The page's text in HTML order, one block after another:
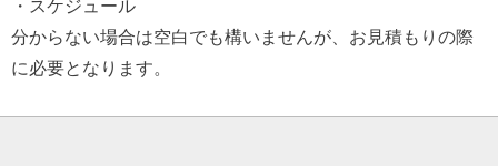
・スケジュール
分からない場合は空白でも構いませんが、お見積もりの際
に必要となります。